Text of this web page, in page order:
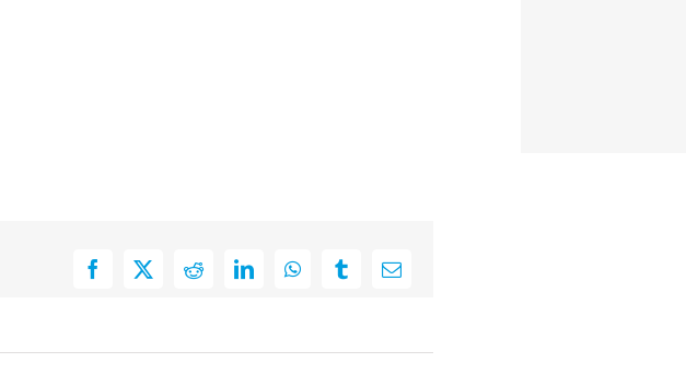
Facebook
X RedditLinkedInWhatsAppTumblrE-